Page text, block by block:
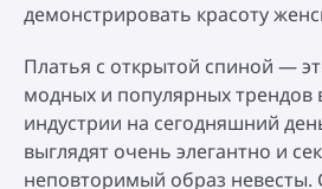
демонстрировать красоту
Платья с открытой спиной —
модных и популярных трендов
индустрии на сегодняшний
выглядят очень элегантно и
неповторимый образ невесты.